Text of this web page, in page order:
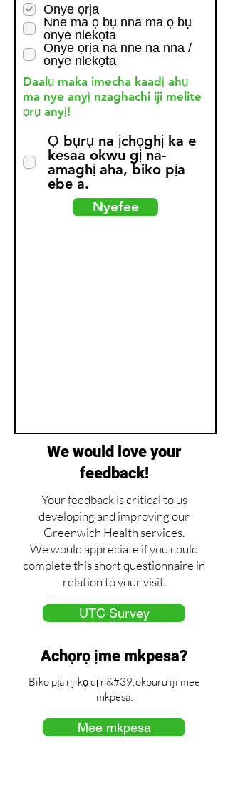
q
u
i
r
e
d
Onye ọrịa
Nne ma ọ bụ nna ma ọ bụ
onye nlekọta
Onye ọrịa na nne na nna /
onye nlekọta
Daalụ maka imecha kaadị ahụ
ma nye anyị nzaghachi iji melite
ọrụ anyị!
Ọ bụrụ na ịchọghị ka e
kesaa okwu gị na-
amaghị aha, biko pịa
ebe a.
Nyefee
We would love your
feedback!
Your feedback is critical to us
developing and improving our
Greenwich Health services.
We would appreciate if you could
complete this short questionnaire in
relation to your visit.
UTC Survey
Achọrọ ịme mkpesa?
Biko pịa njikọ dị n&#39;okpuru iji mee
mkpesa.
Mee mkpesa